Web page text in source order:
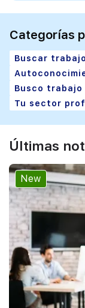
Categorías
Buscar trabajo
Busco trabajo
Tu sector
Últimas
New